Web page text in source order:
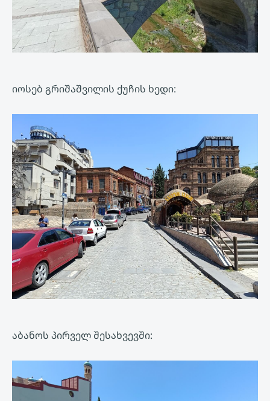
იოსებ გრიშაშვილის ქუჩის ხედი:
აბანოს პირველ შესახვევში: